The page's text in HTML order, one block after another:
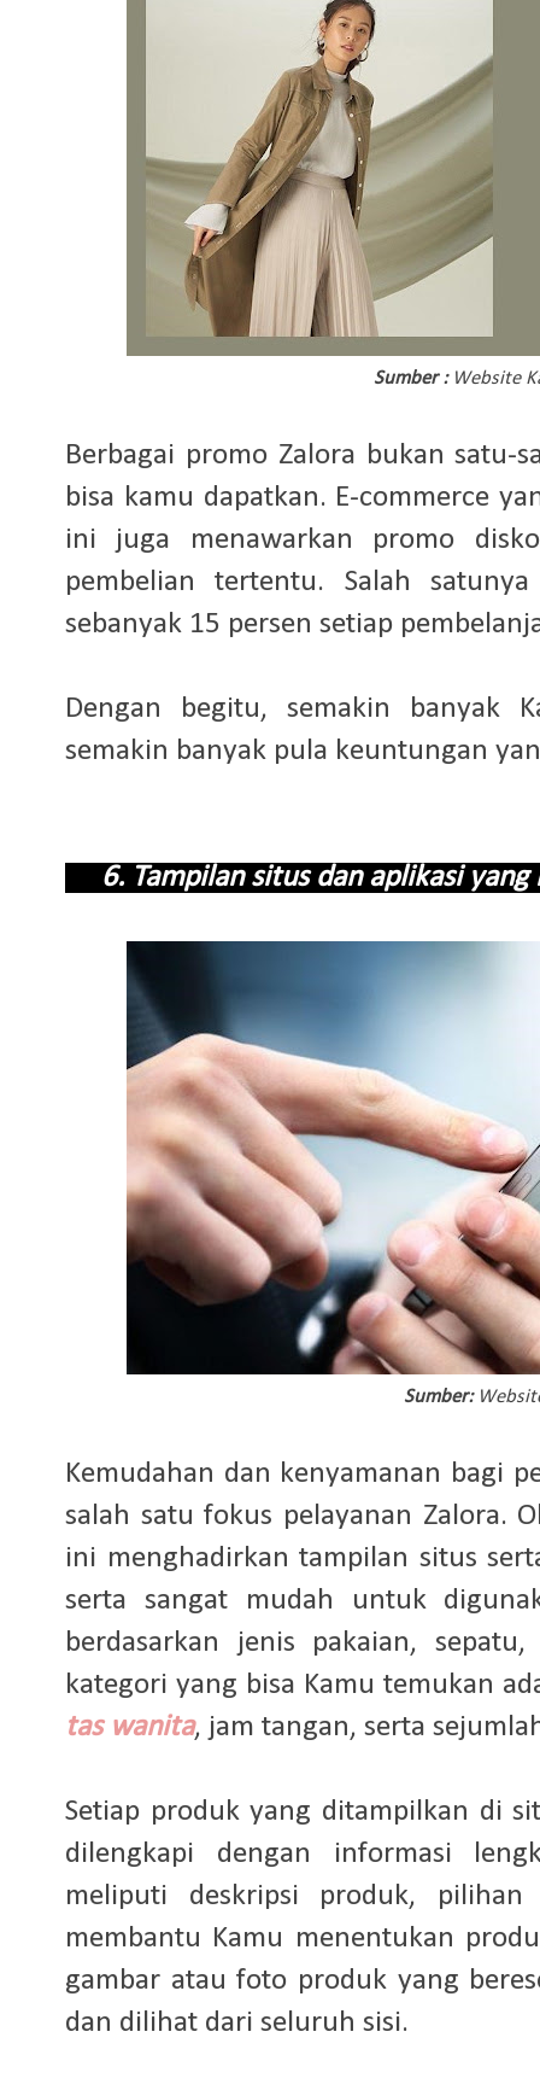
Sumber : Website
Berbagai promo Zalora bukan satu-
bisa kamu dapatkan. E-commerce
ini juga menawarkan promo
pembelian tertentu. Salah
sebanyak 15 persen setiap
Dengan begitu, semakin banyak
semakin banyak pula keuntungan
6. Tampilan situs dan aplikasi
Sumber:
Kemudahan dan kenyamanan bagi
salah satu fokus pelayanan Zalora.
ini menghadirkan tampilan situs
serta sangat mudah untuk
berdasarkan jenis pakaian,
kategori yang bisa Kamu temukan
tas wanita, jam tangan, serta
Setiap produk yang ditampilkan di
dilengkapi dengan informasi
meliputi deskripsi produk,
membantu Kamu menentukan
gambar atau foto produk yang
dan dilihat dari seluruh sisi.